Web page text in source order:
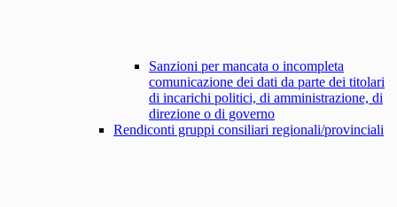
Sanzioni per mancata o incompleta
comunicazione dei dati da parte dei titolari
di incarichi politici, di amministrazione, di
direzione o di governo
Rendiconti gruppi consiliari regionali/provinciali